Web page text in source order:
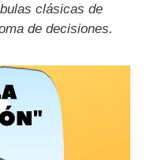
clásicas de
de decisiones.